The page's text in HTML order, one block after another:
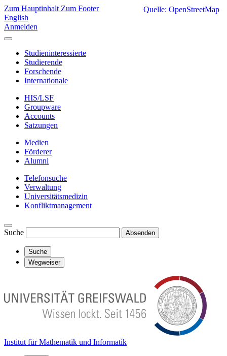
Zum Hauptinhalt Zum Footer
English
Anmelden
Studieninteressierte
Studierende
Forschende
Internationale
HIS/LSF
Groupware
Accounts
Satzungen
Medien
Förderer
Alumni
Telefonsuche
Verwaltung
Universitätsmedizin
Konfliktmanagement
Suche Absenden
Suche
Wegweiser
Institut für Mathematik und Informatik
Quelle: OpenStreetMap